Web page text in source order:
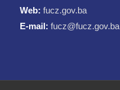
Web: fucz.gov.ba
E-mail: fucz@fucz.gov.ba